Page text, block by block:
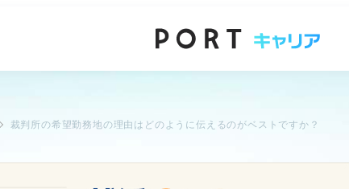
裁判所の希望勤務地の理由はどのように伝えるのがベストですか？